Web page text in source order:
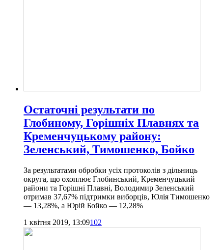
Остаточні результати по
Глобиному, Горішніх Плавнях та
Кременчуцькому району:
Зеленський, Тимошенко, Бойко
За результатами обробки усіх протоколів з дільниць
округа, що охоплює Глобинський, Кременчуцький
райони та Горішні Плавні, Володимир Зеленський
отримав 37,67% підтримки виборців, Юлія Тимошенко
— 13,28%, а Юрій Бойко — 12,28%
1 квітня 2019, 13:09102